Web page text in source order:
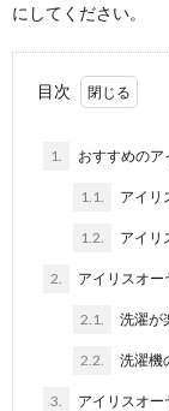
にしてください。
目次
1. おすすめの
1.1. アイリ
1.2. アイリ
2. アイリスオー
2.1. 洗濯が
2.2. 洗濯機
3. アイリスオー